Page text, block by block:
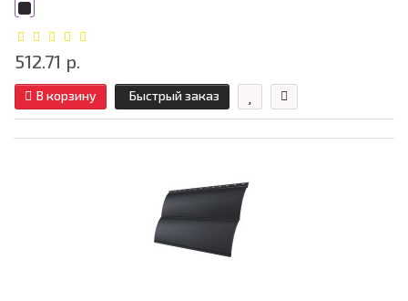
512.71 р.
В корзину Быстрый заказ